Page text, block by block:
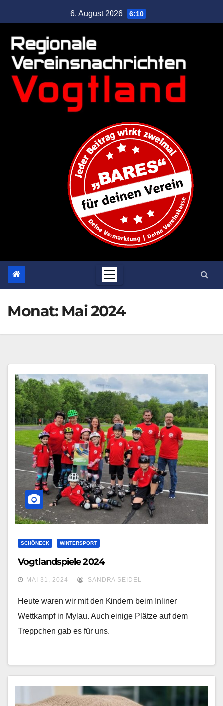
6. August 2026 6:10
Monat: Mai 2024
SCHÖNECK WINTERSPORT
Vogtlandspiele 2024
MAI 31, 2024 SANDRA SEIDEL
Heute waren wir mit den Kindern beim Inliner
Wettkampf in Mylau. Auch einige Plätze auf dem
Treppchen gab es für uns.